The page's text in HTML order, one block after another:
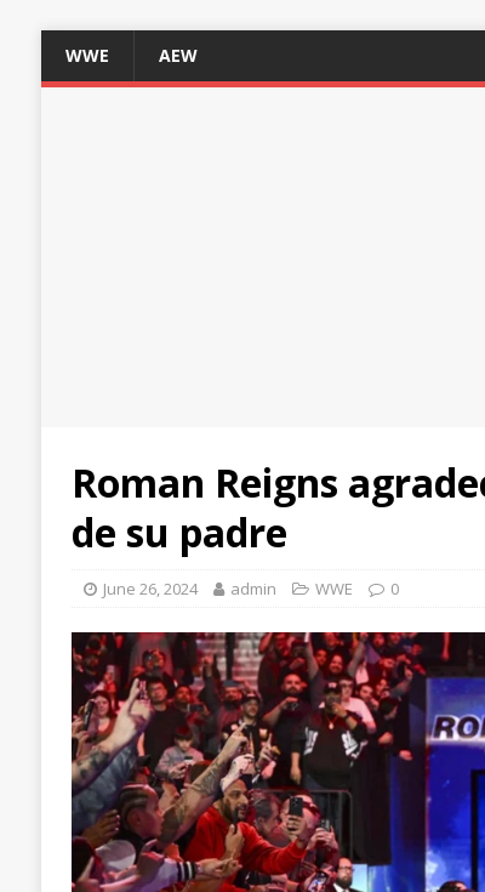
WWE AEW
Roman Reigns
de su padre
June 26, 2024 admin WWE 0